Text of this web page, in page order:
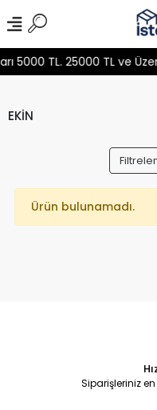
5000 TL. 25000 TL ve
EKİN
Ürün bulunamadı.
Siparişleriniz en